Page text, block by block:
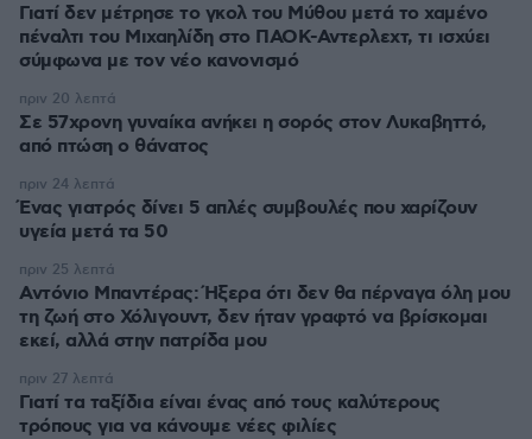
Γιατί δεν μέτρησε το γκολ του Μύθου μετά το χαμένο
πέναλτι του Μιχαηλίδη στο ΠΑΟΚ-Αντερλεχτ, τι ισχύει
σύμφωνα με τον νέο κανονισμό
Σε 57χρονη γυναίκα ανήκει η σορός στον Λυκαβηττό,
από πτώση ο θάνατος
πριν 20 λεπτά
Ένας γιατρός δίνει 5 απλές συμβουλές που χαρίζουν
υγεία μετά τα 50
πριν 24 λεπτά
Αντόνιο Μπαντέρας: Ήξερα ότι δεν θα πέρναγα όλη μου
τη ζωή στο Χόλιγουντ, δεν ήταν γραφτό να βρίσκομαι
εκεί, αλλά στην πατρίδα μου
πριν 25 λεπτά
Γιατί τα ταξίδια είναι ένας από τους καλύτερους
τρόπους για να κάνουμε νέες φιλίες
πριν 27 λεπτά